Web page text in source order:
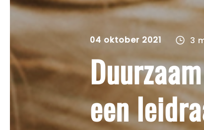
04 oktober 2021 3
een